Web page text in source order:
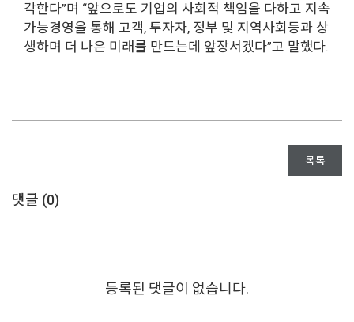
각한다”며 “앞으로도 기업의 사회적 책임을 다하고 지속
가능경영을 통해 고객, 투자자, 정부 및 지역사회등과 상
생하며 더 나은 미래를 만드는데 앞장서겠다”고 말했다.
목록
댓글 (0)
등록된 댓글이 없습니다.